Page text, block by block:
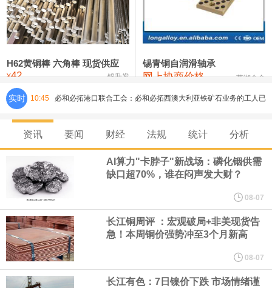
铸造铝合金锭(ZLD104) 24,300—24,500 24,400
压铸锌合金锭 26,500—26,700
氯化镍 38,300—40,300 39,300 0
H62黄铜棒 六角棒 现货供应
¥42 锦升发
锡青铜自润滑轴承
网上协商价格 芜湖合金
实时 10:45 必和必拓港口联合工会：必和必拓西澳大利亚铁矿石业务的工人已
通知，将于8月9日实施24小时停工。
8月7日，宇树科技董事长王兴兴网上路演时表示，报告期内，公司
研发费用金额分别为4,995.18万元、7,001.70万元、14,496.56万
元，最近3年复合增长率达70.36%，呈快速增长趋势，并形成多项
核心技术和知识产权。截至2026年1月31日，公司拥有262项专利权
（含境内发明专利20项）。
资讯 要闻 财经 法规 统计 分析
AI算力"卡脖子"新战场：磷化铟供需
缺口超70%，谁在闷声发大财？
08-07
长江铜周评 ：宏观破局+非美现货告
急！本周铜价强势冲至3个月新高
08-07
长江有色：7日镍价下跌 市场情绪谨